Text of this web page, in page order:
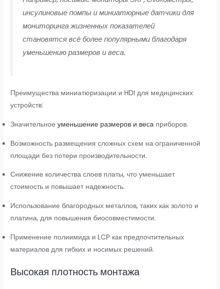
инсулиновые помпы и миниатюрные датчики для
мониторинга жизненных показателей
становятся всё более популярными благодаря
уменьшению размеров и веса.
Преимущества миниатюризации и HDI для медицинских
устройств:
Значительноеуменьшение размеров и веса приборов.
Возможность размещения сложных схем на ограниченной
площади без потери производительности.
Снижение количества слоев платы, что уменьшает
стоимость и повышает надежность.
Использование благородных металлов, таких как золото и
платина, для повышения биосовместимости.
Применение полиимида и LCP как предпочтительных
материалов для гибких и носимых решений.
Высокая плотность монтажа